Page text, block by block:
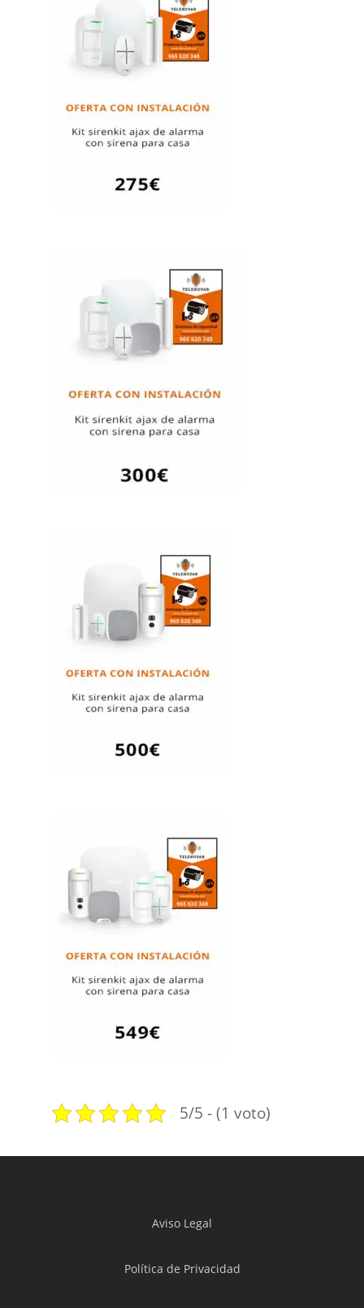
5/5 - (1 voto)
Aviso Legal
Política de Privacidad